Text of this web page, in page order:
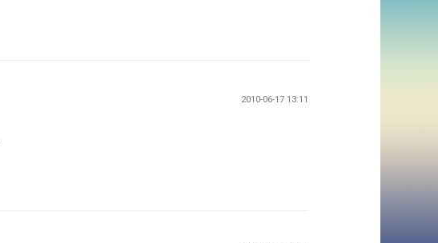
2010-06-17 13:11